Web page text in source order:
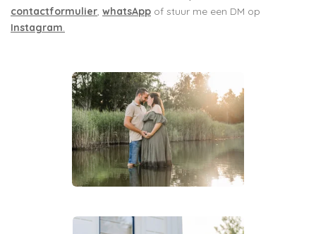
contactformulier, whatsApp of stuur me een DM op
Instagram.